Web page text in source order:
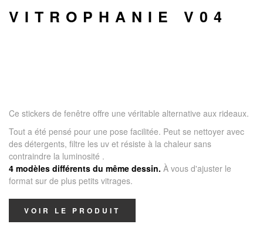
VITROPHANIE V04
Ce stickers de fenêtre offre une véritable alternative aux rideaux.
Tout a été pensé pour une pose facilitée. Peut se nettoyer avec
des détergents, filtre les uv et résiste à la chaleur sans
contraindre la luminosité .
4 modèles différents du même dessin. À vous d'ajuster le
format sur de plus petits vitrages.
VOIR LE PRODUIT